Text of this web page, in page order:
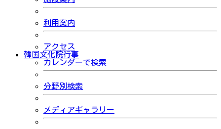
利用案内
アクセス
韓国文化院行事
カレンダーで検索
分野別検索
メディアギャラリー